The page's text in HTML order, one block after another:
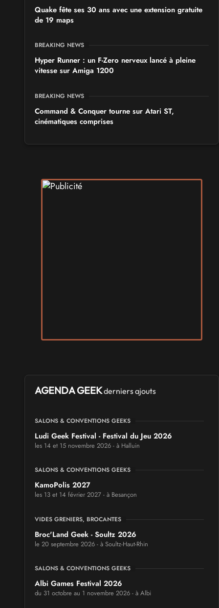
Quake fête ses 30 ans avec une extension gratuite
de 19 maps
BREAKING NEWS
Hyper Runner : un F-Zero nerveux lancé à pleine
vitesse sur Amiga 1200
BREAKING NEWS
Command & Conquer tourne sur Atari ST,
cinématiques comprises
AGENDA GEEKderniers ajouts
SALONS & CONVENTIONS GEEKS
Ludi Geek Festival - Festival du Jeu 2026
les 14 et 15 novembre 2026 - à Halluin
SALONS & CONVENTIONS GEEKS
KamoPolis 2027
les 13 et 14 février 2027 - à Besançon
VIDES GRENIERS, BROCANTES
Broc'Land Geek - Soultz 2026
le 20 septembre 2026 - à Soultz-Haut-Rhin
SALONS & CONVENTIONS GEEKS
Albi Games Festival 2026
du 31 octobre au 1 novembre 2026 - à Albi